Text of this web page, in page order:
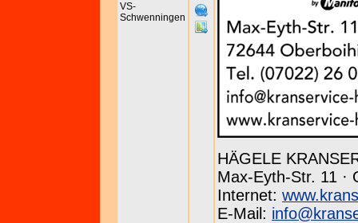
VS-
Schwenningen
HÄGELE
Max-Eyth-Str. 11 ·
Internet:
E-Mail: